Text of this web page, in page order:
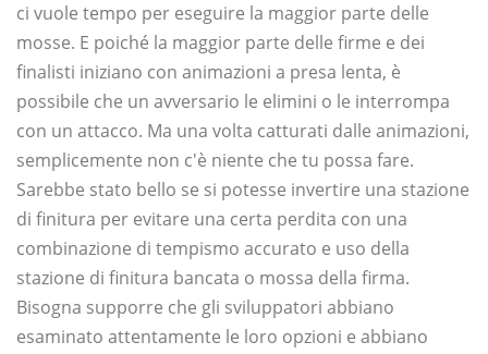
ci vuole tempo per eseguire la maggior parte delle
mosse. E poiché la maggior parte delle firme e dei
finalisti iniziano con animazioni a presa lenta, è
possibile che un avversario le elimini o le interrompa
con un attacco. Ma una volta catturati dalle animazioni,
semplicemente non c'è niente che tu possa fare.
Sarebbe stato bello se si potesse invertire una stazione
di finitura per evitare una certa perdita con una
combinazione di tempismo accurato e uso della
stazione di finitura bancata o mossa della firma.
Bisogna supporre che gli sviluppatori abbiano
esaminato attentamente le loro opzioni e abbiano